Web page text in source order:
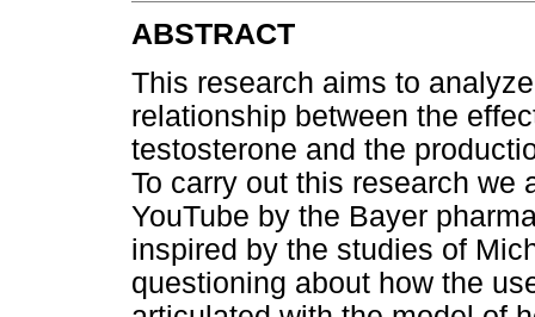
ABSTRACT
This research aims to
relationship between the
testosterone and the
To carry out this research we
YouTube by the Bayer
inspired by the studies of
questioning about how the